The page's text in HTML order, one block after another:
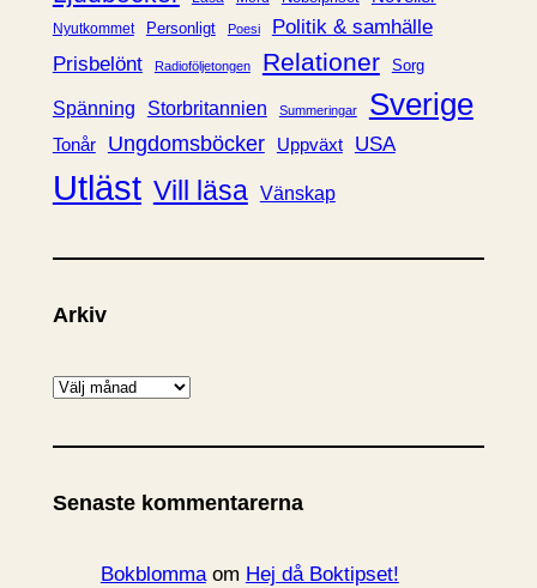
Nyutkommet Personligt Poesi
Politik & samhälle
Prisbelönt
Radioföljetongen Relationer Sorg
Spänning Storbritannien Summeringar Sverige
Tonår Ungdomsböcker Uppväxt USA
Utläst Vill läsa Vänskap
Arkiv
A
k
v
Senaste kommentarerna
Bokblommaom Hej då Boktipset!